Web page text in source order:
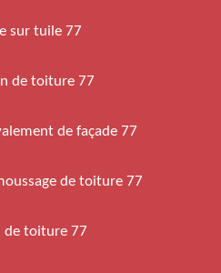
sur tuile 77
de toiture 77
de façade 77
de toiture 77
de toiture 77